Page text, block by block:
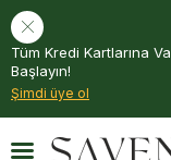
Tüm Kredi Kartlarına
Başlayın!
Şimdi üye ol